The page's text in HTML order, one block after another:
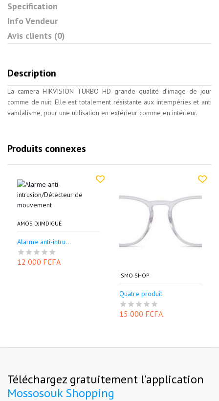
Specification
Info Vendeur
Avis clients (0)
Description
La camera HIKVISION TURBO HD grande qualité d’image de jour
comme de nuit. Elle est totalement résistante aux intempéries et anti
vandalisme, pour une utilisation en extérieur comme en intérieur.
Produits connexes
AMOS DJIMDIGUÉ
Alarme anti-intru...
12 000 FCFA
ISMO SHOP
Quatre produit
15 000 FCFA
Téléchargez gratuitement l'application
Mossosouk Shopping